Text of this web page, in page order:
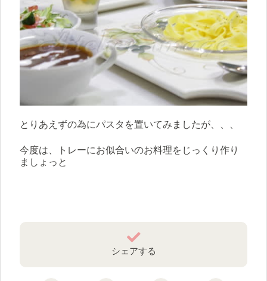
とりあえずの為にパスタを置いてみましたが、、、
今度は、トレーにお似合いのお料理をじっくり作り
ましょっと
シェアする